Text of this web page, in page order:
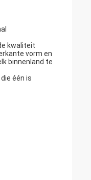
kwaliteit
vorm en
binnenland te
één is